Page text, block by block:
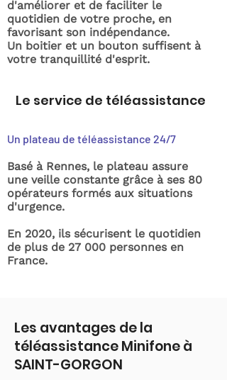
d'améliorer et de faciliter le
quotidien de votre proche, en
favorisant son indépendance.
Un boitier et un bouton suffisent à
votre tranquillité d'esprit.
Le service de téléassistance
Un plateau de téléassistance 24/7
Basé à Rennes, le plateau assure
une veille constante grâce à ses 80
opérateurs formés aux situations
d'urgence.
En 2020, ils sécurisent le quotidien
de plus de 27 000 personnes en
France.
Les avantages de la
téléassistance Minifone à
SAINT-GORGON